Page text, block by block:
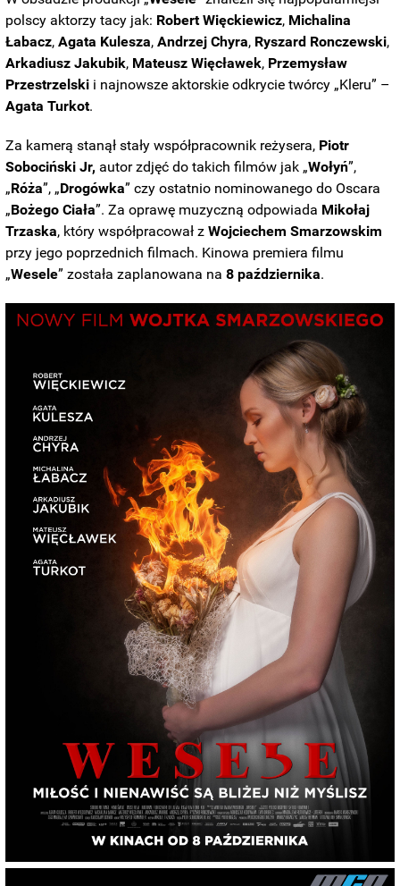
polscy aktorzy tacy jak: Robert Więckiewicz, Michalina
Łabacz,Agata Kulesza,Andrzej Chyra, Ryszard Ronczewski,
Arkadiusz Jakubik, Mateusz Więcławek, Przemysław
Przestrzelski i najnowsze aktorskie odkrycie twórcy „Kleru” –
Agata Turkot.
Za kamerą stanął stały współpracownik reżysera, Piotr
Sobociński Jr, autor zdjęć do takich filmów jak „Wołyń”,
„Róża”, „Drogówka” czy ostatnio nominowanego do Oscara
„Bożego Ciała”. Za oprawę muzyczną odpowiada Mikołaj
Trzaska, który współpracował zWojciechem Smarzowskim
przy jego poprzednich filmach. Kinowa premiera filmu
„Wesele” została zaplanowana na8 października.